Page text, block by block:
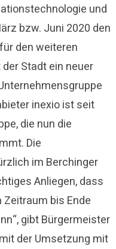
und
bzw. Juni 2020 den
den weiteren
Stadt ein neuer
inexio ist seit
die nun die
Die
im Berchinger
Anliegen, dass
bis Ende
gibt Bürgermeister
der Umsetzung mit